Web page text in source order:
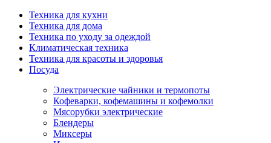
Техника для кухни
Техника для дома
Техника по уходу за одеждой
Климатическая техника
Техника для красоты и здоровья
Посуда
Электрические чайники и термопоты
Кофеварки, кофемашины и кофемолки
Мясорубки электрические
Блендеры
Миксеры